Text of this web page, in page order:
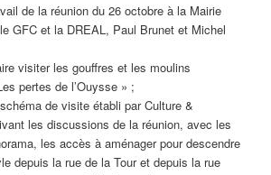
de la réunion du 26 octobre à la Mairie
GFC et la DREAL, Paul Brunet et Michel
visiter les gouffres et les moulins
pertes de l’Ouysse » ;
de visite établi par Culture &
les discussions de la réunion, avec les
les accès à aménager pour descendre
depuis la rue de la Tour et depuis la rue